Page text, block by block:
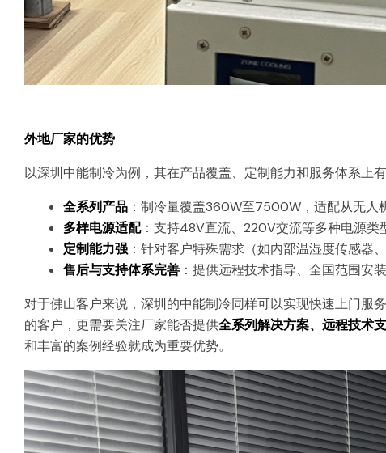
外地厂家的优势
以深圳中能制冷为例，其在产品覆盖、定制能力和服务体系上
全系列产品 ：制冷量覆盖360W至7500W，适配从无人
多样电源适配：支持48V直流、220V交流等多种电源类
定制能力强 ：针对客户特殊需求（如内部温湿度传感器
售后与支持体系完善 ：提供远程技术指导、全国范围安
对于佛山客户来说，深圳的中能制冷同样可以实现快速上门服
的客户，更需要关注厂家能否提供全系列解决方案、远程技术
和丰富的案例经验就成为重要优势。